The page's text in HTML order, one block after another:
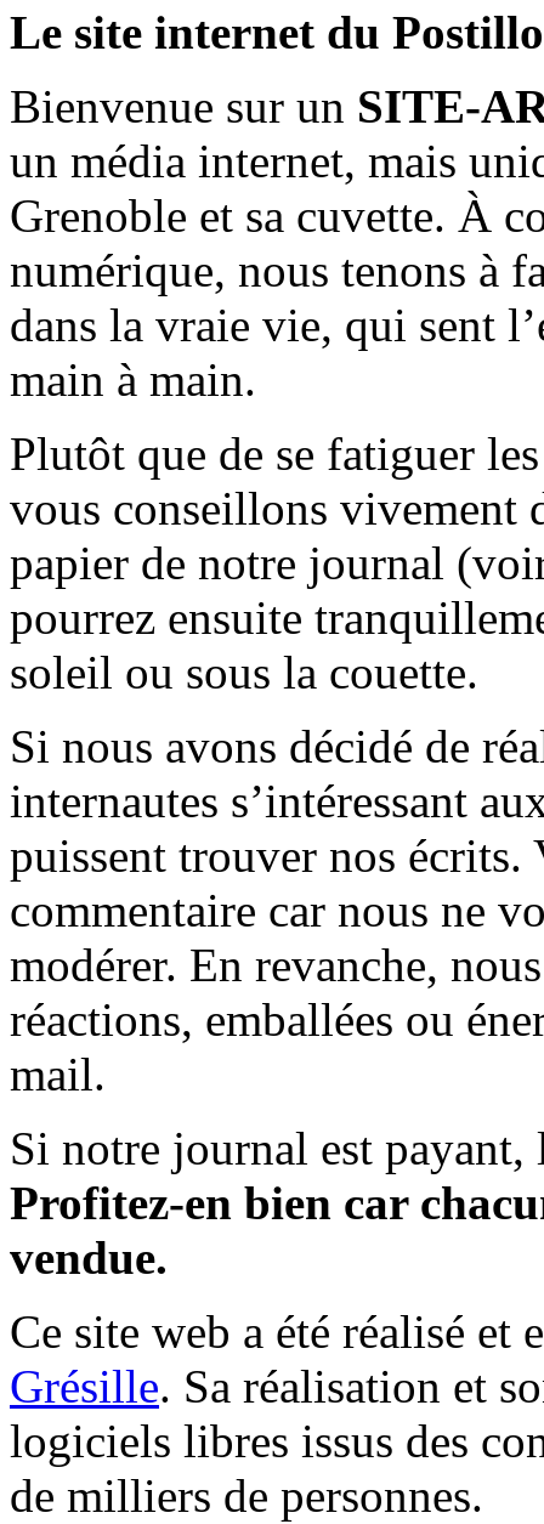
Le site internet du
Bienvenue sur un SITE-
un média internet, mais
Grenoble et sa cuvette. À
numérique, nous tenons à
dans la vraie vie, qui sent
main à main.
Plutôt que de se fatiguer
vous conseillons vivement
papier de notre journal
pourrez ensuite
soleil ou sous la couette.
Si nous avons décidé de
internautes s’intéressant
puissent trouver nos écrits.
commentaire car nous ne
modérer. En revanche,
réactions, emballées ou
mail.
Si notre journal est payant,
Profitez-en bien car
vendue.
Ce site web a été réalisé et
Grésille. Sa réalisation et
logiciels libres issus des
de milliers de personnes.